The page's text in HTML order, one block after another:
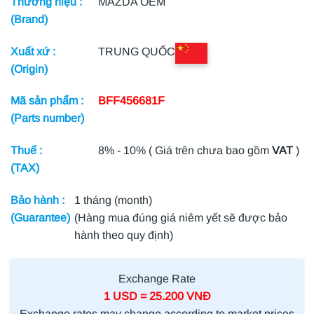
(Brand)
Xuất xứ :
(Origin)
TRUNG QUỐC
Mã sản phẩm :
(Parts number)
BFF456681F
Thuế :
(TAX)
8% - 10% ( Giá trên chưa bao gồmVAT )
Bảo hành :
(Guarantee)
1 tháng (month)
(Hàng mua đúng giá niêm yết sẽ được bảo
hành theo quy định)
Exchange Rate
1 USD = 25.200 VNĐ